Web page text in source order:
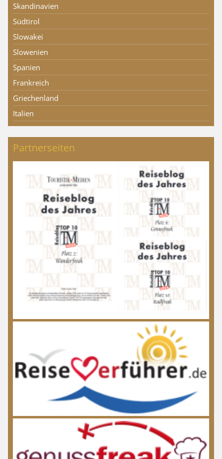
Skandinavien
Südtirol
Slowakei
Slowenien
Spanien
Frankreich
Griechenland
Italien
Partnerseiten